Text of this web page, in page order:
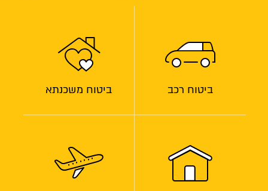
ביטוח רכב ביטוח משכנתא